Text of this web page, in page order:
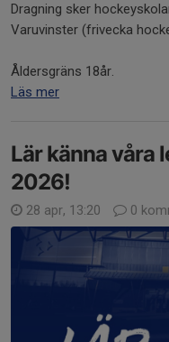
Dragning sker
Varuvinster (frivecka
Åldersgräns 18år.
Läs mer
Lär känna våra
2026!
28 apr, 13:20 0